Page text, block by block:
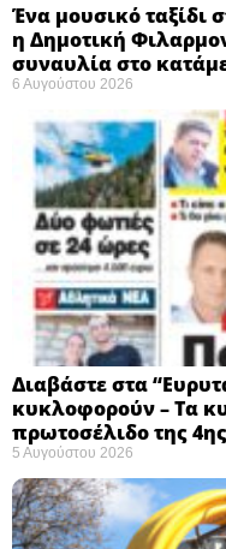
Ένα μουσικό ταξίδι
η Δημοτική
συναυλία στο
6 Αυγούστου 2026
Διαβάστε στα
κυκλοφορούν – Τα
πρωτοσέλιδο της
5 Αυγούστου 2026